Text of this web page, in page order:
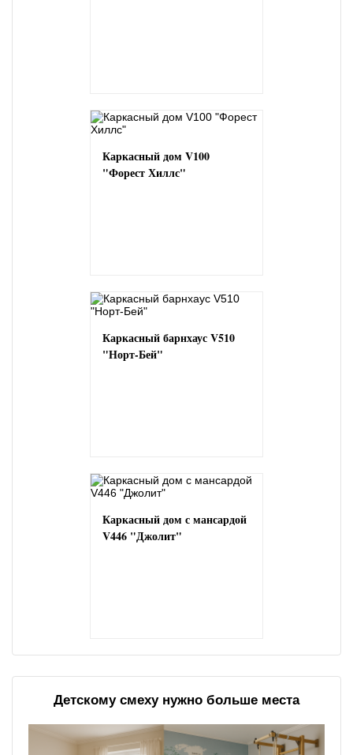
Каркасный дом V100
"Форест Хиллс"
Каркасный барнхаус V510
"Норт-Бей"
Каркасный дом с мансардой
V446 "Джолит"
Детскому смеху нужно больше места